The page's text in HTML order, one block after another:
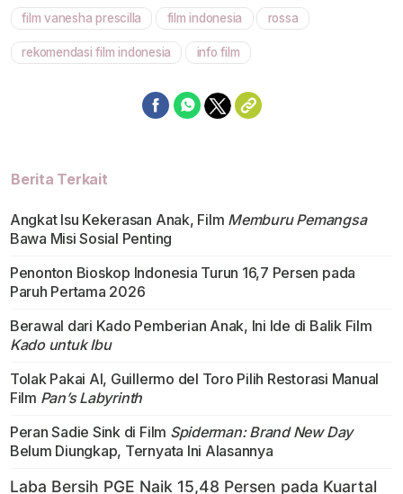
film vanesha prescilla film indonesia rossa
rekomendasi film indonesia info film
Berita Terkait
Angkat Isu Kekerasan Anak, Film Memburu Pemangsa
Bawa Misi Sosial Penting
Penonton Bioskop Indonesia Turun 16,7 Persen pada
Paruh Pertama 2026
Berawal dari Kado Pemberian Anak, Ini Ide di Balik Film
Kado untuk Ibu
Tolak Pakai AI, Guillermo del Toro Pilih Restorasi Manual
Film Pan’s Labyrinth
Peran Sadie Sink di Film Spiderman: Brand New Day
Belum Diungkap, Ternyata Ini Alasannya